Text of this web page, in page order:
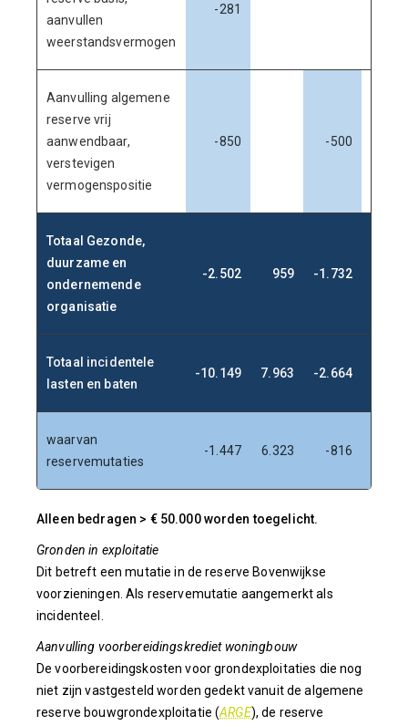
aanvullen
weerstandsvermogen
-281
Aanvulling algemene
reserve vrij
aanwendbaar,
verstevigen
vermogenspositie
-850 -500
Totaal Gezonde,
duurzame en
ondernemende
organisatie
-2.502 959 -1.732
Totaal incidentele
lasten en baten
-10.149 7.963 -2.664
waarvan
reservemutaties
-1.447 6.323 -816
Alleen bedragen > € 50.000 worden toegelicht.
Gronden in exploitatie
Dit betreft een mutatie in de reserve Bovenwijkse
voorzieningen. Als reservemutatie aangemerkt als
incidenteel.
Aanvulling voorbereidingskrediet woningbouw
De voorbereidingskosten voor grondexploitaties die nog
niet zijn vastgesteld worden gedekt vanuit de algemene
reserve bouwgrondexploitatie (ARGE), de reserve